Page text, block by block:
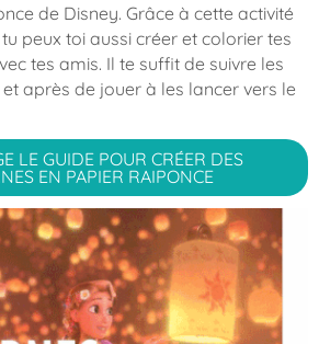
de Disney. Grâce à cette activité
peux toi aussi créer et colorier tes
tes amis. Il te suffit de suivre les
après de jouer à les lancer vers le
LE GUIDE POUR CRÉER DES
EN PAPIER RAIPONCE